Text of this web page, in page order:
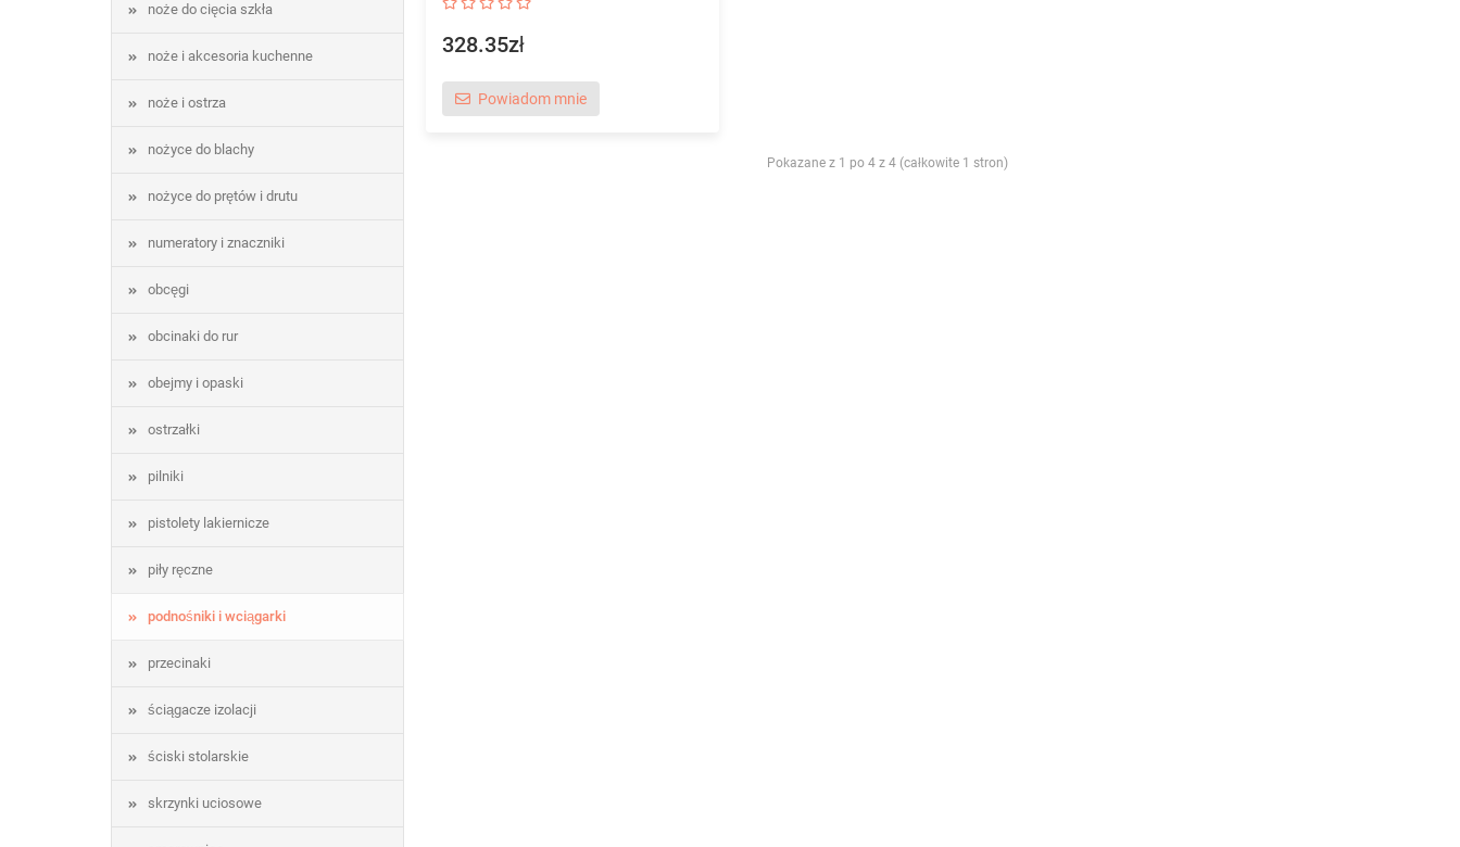
noże do cięcia szkła
noże i akcesoria kuchenne
noże i ostrza
nożyce do blachy
nożyce do prętów i drutu
numeratory i znaczniki
obcęgi
obcinaki do rur
obejmy i opaski
ostrzałki
pilniki
pistolety lakiernicze
piły ręczne
podnośniki i wciągarki
przecinaki
ściągacze izolacji
ściski stolarskie
skrzynki uciosowe
328.35zł
Powiadom mnie
Pokazane z 1 po 4 z 4 (całkowite 1 stron)